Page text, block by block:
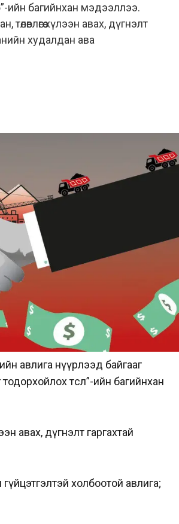
ийн багийнхан мэдээллээ.
хүлээн авах, дүгнэлт
худалдан ава
авлига нүүрлээд байгааг
төсөл”-ийн багийнхан
авах, дүгнэлт гаргахтай
холбоотой авлига;